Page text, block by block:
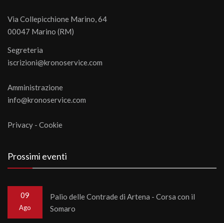
Via Collepicchione Marino, 64
00047 Marino (RM)
Segreteria
iscrizioni@kronoservice.com
Amministrazione
info@kronoservice.com
Privacy - Cookie
Prossimi eventi
09
Ago
Palio delle Contrade di Artena - Corsa con il
Somaro